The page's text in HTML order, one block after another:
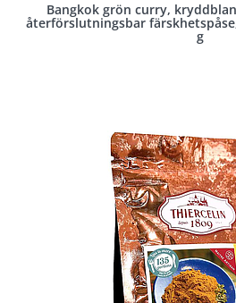
Bangkok grön curry,
återförslutningsbar
g